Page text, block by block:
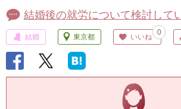
結婚後の就労について検討して
結婚 東京都 いいね
0